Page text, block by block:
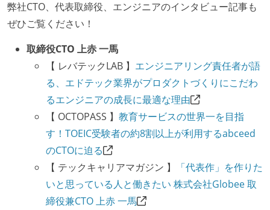
ーまたはペアプログラミングを実施している
「リファクタリングは随時行われるべき」という価値
観をメンバー全員が共有しており、日常的に実施して
いる
何らかのコーディング規約をチーム全体で遵守するよ
うにしている
提出されたコードには自動的にリグレッションテスト
が実行される環境が構築されている
テストの実施度
ほとんどの機能に受け入れテストを記述、実施してい
弊社CTO、代表取締役、エンジニアのインタビュー記事も
ぜひご覧ください！
取締役CTO 上赤 一馬
【 レバテックLAB 】 エンジニアリング責任者が語
る、エドテック業界がプロダクトづくりにこだわ
るエンジニアの成長に最適な理由
【 OCTOPASS 】 教育サービスの世界一を目指
す！TOEIC受験者の約8割以上が利用するabceed
のCTOに迫る
【 テックキャリアマガジン 】
「代表作」を作りた
いと思っている人と働きたい 株式会社Globee 取
締役兼CTO 上赤 一馬